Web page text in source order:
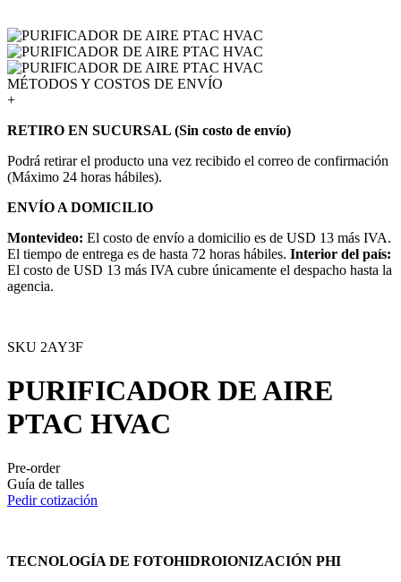
MÉTODOS Y COSTOS DE ENVÍO
+
RETIRO EN SUCURSAL (Sin costo de envío)
Podrá retirar el producto una vez recibido el correo de confirmación
(Máximo 24 horas hábiles).
ENVÍO A DOMICILIO
Montevideo: El costo de envío a domicilio es de USD 13 más IVA.
El tiempo de entrega es de hasta 72 horas hábiles. Interior del país:
El costo de USD 13 más IVA cubre únicamente el despacho hasta la
agencia.
SKU 2AY3F
PURIFICADOR DE AIRE
PTAC HVAC
Pre-order
Guía de talles
Pedir cotización
TECNOLOGÍA DE FOTOHIDROIONIZACIÓN PHI